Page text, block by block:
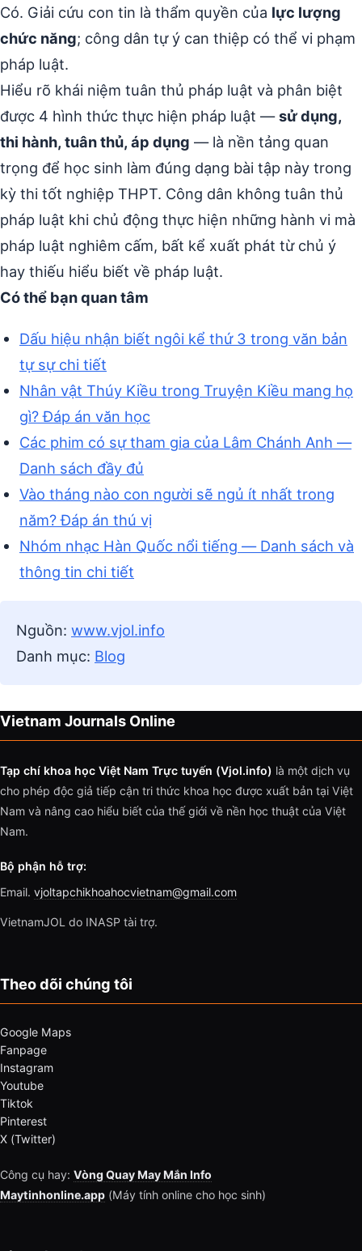
Có. Giải cứu con tin là thẩm quyền của lực lượng
chức năng; công dân tự ý can thiệp có thể vi phạm
pháp luật.
Hiểu rõ khái niệm tuân thủ pháp luật và phân biệt
được 4 hình thức thực hiện pháp luật —sử dụng,
thi hành, tuân thủ, áp dụng — là nền tảng quan
trọng để học sinh làm đúng dạng bài tập này trong
kỳ thi tốt nghiệp THPT. Công dân không tuân thủ
pháp luật khi chủ động thực hiện những hành vi mà
pháp luật nghiêm cấm, bất kể xuất phát từ chủ ý
hay thiếu hiểu biết về pháp luật.
Có thể bạn quan tâm
Dấu hiệu nhận biết ngôi kể thứ 3 trong văn bản
tự sự chi tiết
Nhân vật Thúy Kiều trong Truyện Kiều mang họ
gì? Đáp án văn học
Các phim có sự tham gia của Lâm Chánh Anh —
Danh sách đầy đủ
Vào tháng nào con người sẽ ngủ ít nhất trong
năm? Đáp án thú vị
Nhóm nhạc Hàn Quốc nổi tiếng — Danh sách và
thông tin chi tiết
Nguồn: www.vjol.info
Danh mục: Blog
Vietnam Journals Online
Tạp chí khoa học Việt Nam Trực tuyến (Vjol.info) là một dịch vụ
cho phép độc giả tiếp cận tri thức khoa học được xuất bản tại Việt
Nam và nâng cao hiểu biết của thế giới về nền học thuật của Việt
Nam.
Bộ phận hỗ trợ:
Email. vjoltapchikhoahocvietnam@gmail.com
VietnamJOL do INASP tài trợ.
Theo dõi chúng tôi
Google Maps
Fanpage
Instagram
Youtube
Tiktok
Pinterest
X (Twitter)
Công cụ hay: Vòng Quay May Mắn Info
Maytinhonline.app (Máy tính online cho học sinh)